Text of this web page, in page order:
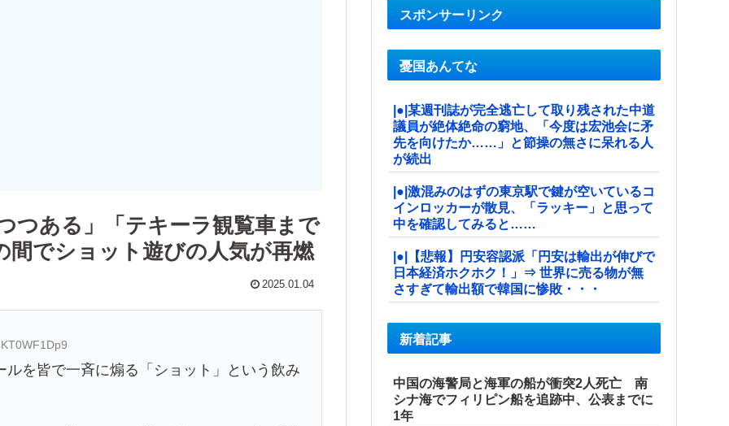
つある」「テキーラ観覧車まで
でショット遊びの人気が再燃
2025.01.04
を皆で一斉に煽る「ショット」という飲み
スポンサーリンク
憂国あんてな
|●|某週刊誌が完全逃亡して取り残された中道
議員が絶体絶命の窮地、「今度は宏池会に矛
先を向けたか……」と節操の無さに呆れる人
が続出
|●|激混みのはずの東京駅で鍵が空いているコ
インロッカーが散見、「ラッキー」と思って
中を確認してみると……
|●|【悲報】円安容認派「円安は輸出が伸びで
日本経済ホクホク！」⇒ 世界に売る物が無
さすぎて輸出額で韓国に惨敗・・・
新着記事
中国の海警局と海軍の船が衝突2人死亡 南
シナ海でフィリピン船を追跡中、公表までに
1年